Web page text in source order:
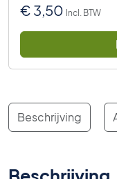
€ 3,50 Incl. BTW
Beschrijving